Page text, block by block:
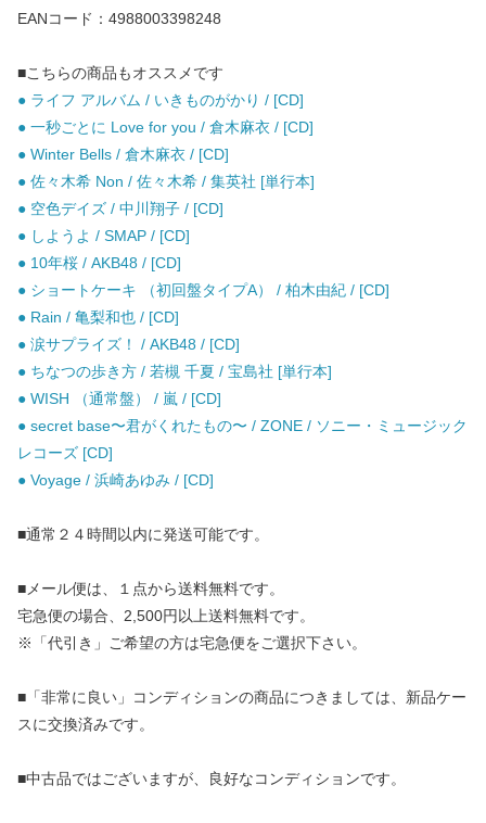
EANコード：4988003398248
■こちらの商品もオススメです
● ライフ アルバム / いきものがかり / [CD]
● 一秒ごとに Love for you / 倉木麻衣 / [CD]
● Winter Bells / 倉木麻衣 / [CD]
● 佐々木希 Non / 佐々木希 / 集英社 [単行本]
● 空色デイズ / 中川翔子 / [CD]
● しようよ / SMAP / [CD]
● 10年桜 / AKB48 / [CD]
● ショートケーキ （初回盤タイプA） / 柏木由紀 / [CD]
● Rain / 亀梨和也 / [CD]
● 涙サプライズ！ / AKB48 / [CD]
● ちなつの歩き方 / 若槻 千夏 / 宝島社 [単行本]
● WISH （通常盤） / 嵐 / [CD]
● secret base〜君がくれたもの〜 / ZONE / ソニー・ミュージック
レコーズ [CD]
● Voyage / 浜崎あゆみ / [CD]
■通常２４時間以内に発送可能です。
■メール便は、１点から送料無料です。
宅急便の場合、2,500円以上送料無料です。
※「代引き」ご希望の方は宅急便をご選択下さい。
■「非常に良い」コンディションの商品につきましては、新品ケー
スに交換済みです。
■中古品ではございますが、良好なコンディションです。